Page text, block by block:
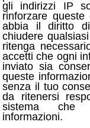
gli indirizzi IP
rinforzare queste
abbia il diritto
chiudere
ritenga
accetti che ogni
inviato sia
queste
senza il tuo
da ritenersi
sistema che
informazioni.